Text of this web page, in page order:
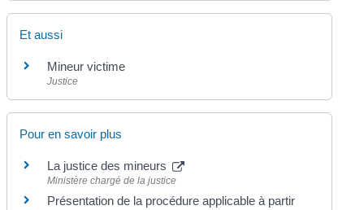
Et aussi
Mineur victime
Justice
Pour en savoir plus
La justice des mineurs
Ministère chargé de la justice
Présentation de la procédure applicable à partir